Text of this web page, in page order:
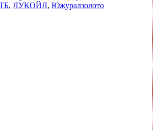
, ЛУКОЙЛ, Южуралзолото